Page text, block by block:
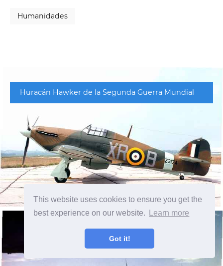
This website uses cookies to ensure you get the
best experience on our website.
Learn more
Got it!
Humanidades
Huracán Hawker de la Segunda Guerra Mundial